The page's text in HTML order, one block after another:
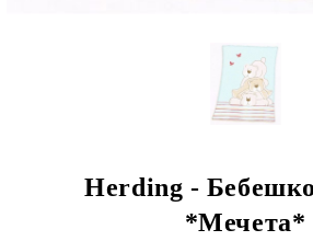
Herding -
*Мечета*